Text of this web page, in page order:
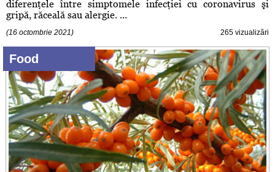
diferenţele între simptomele infecţiei cu coronavirus şi
gripă, răceală sau alergie. ...
(16 octombrie 2021) 265 vizualizări
Food